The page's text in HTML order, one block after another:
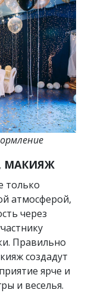
МАКИЯЖ
только
атмосферой,
через
Правильно
создадут
ярче и
и веселья.